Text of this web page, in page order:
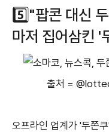
5️⃣"팝콘 대신
마저 집어삼킨 '
출처 =
오프라인 업계가 '두쫀